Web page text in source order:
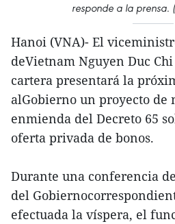
responde a la prensa.
Hanoi (VNA)- El
deVietnam Nguyen Duc
cartera presentará la
alGobierno un proyecto de
enmienda del Decreto 65
oferta privada de bonos.
Durante una conferencia
del
efectuada la víspera, el